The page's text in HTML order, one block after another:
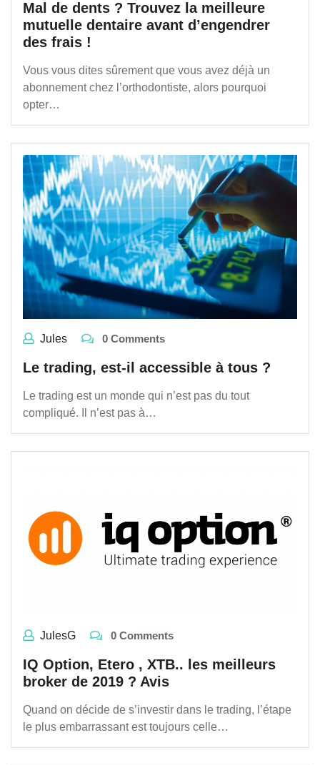
Mal de dents ? Trouvez la meilleure
mutuelle dentaire avant d’engendrer
des frais !
Vous vous dites sûrement que vous avez déjà un
abonnement chez l’orthodontiste, alors pourquoi
opter…
Jules 0 Comments
Le trading, est-il accessible à tous ?
Le trading est un monde qui n’est pas du tout
compliqué. Il n’est pas à…
JulesG 0 Comments
IQ Option, Etero , XTB.. les meilleurs
broker de 2019 ? Avis
Quand on décide de s’investir dans le trading, l’étape
le plus embarrassant est toujours celle…